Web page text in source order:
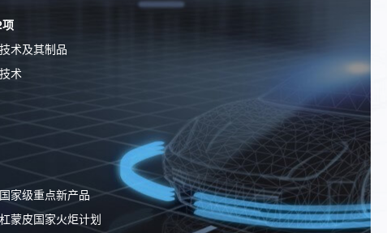
术及其制品
术
家级重点新产品
蒙皮国家火炬计划